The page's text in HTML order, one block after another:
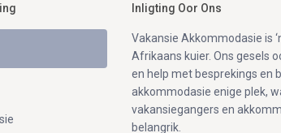
Inligting Oor Ons
Vakansie Akkommodasie is
Afrikaans kuier. Ons gesels
en help met besprekings en
akkommodasie enige plek,
vakansiegangers en
belangrik.